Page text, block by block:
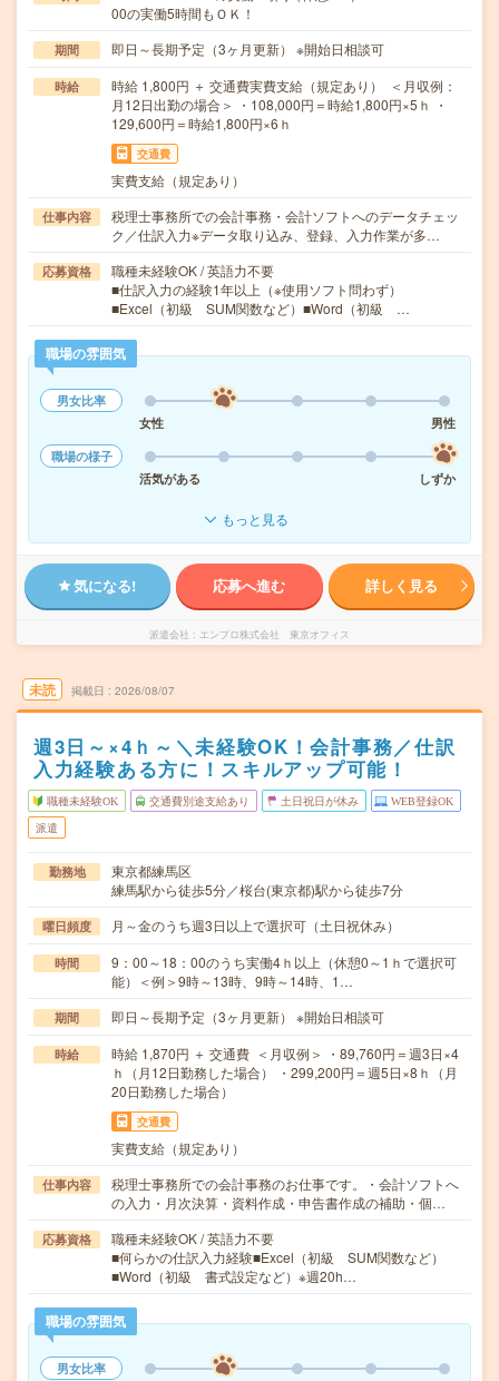
00の実働5時間もＯＫ！
期間 即日～長期予定（3ヶ月更新） ※開始日相談可
時給
時給 1,800円 ＋ 交通費実費支給（規定あり） ＜月収例：
月12日出勤の場合＞ ・108,000円＝時給1,800円×5ｈ ・
129,600円＝時給1,800円×6ｈ
交通費
実費支給（規定あり）
仕事内容
税理士事務所での会計事務・会計ソフトへのデータチェッ
ク／仕訳入力※データ取り込み、登録、入力作業が多…
応募資格
職種未経験OK / 英語力不要
■仕訳入力の経験1年以上（※使用ソフト問わず）
■Excel（初級 SUM関数など）■Word（初級 …
職場の雰囲気
男女比率
女性
男性
職場の様子
活気がある
しずか
もっと見る
気になる! 応募へ進む 詳しく見る
派遣会社 エンプロ株式会社 東京オフィス
未読 掲載日 2026/08/07
週3日～×4ｈ～＼未経験OK！会計事務／仕訳
入力経験ある方に！スキルアップ可能！
職種未経験OK 交通費別途支給あり 土日祝日が休み WEB登録OK
派遣
勤務地
東京都練馬区
練馬駅から徒歩5分／桜台(東京都)駅から徒歩7分
曜日頻度 月～金のうち週3日以上で選択可（土日祝休み）
時間
9：00～18：00のうち実働4ｈ以上（休憩0～1ｈで選択可
能）＜例＞9時～13時、9時～14時、1…
期間 即日～長期予定（3ヶ月更新） ※開始日相談可
時給
時給 1,870円 ＋ 交通費 ＜月収例＞ ・89,760円＝週3日×4
ｈ（月12日勤務した場合） ・299,200円＝週5日×8ｈ（月
20日勤務した場合）
交通費
実費支給（規定あり）
仕事内容
税理士事務所での会計事務のお仕事です。・会計ソフトへ
の入力・月次決算・資料作成・申告書作成の補助・個…
応募資格
職種未経験OK / 英語力不要
■何らかの仕訳入力経験■Excel（初級 SUM関数など）
■Word（初級 書式設定など）※週20h…
職場の雰囲気
男女比率